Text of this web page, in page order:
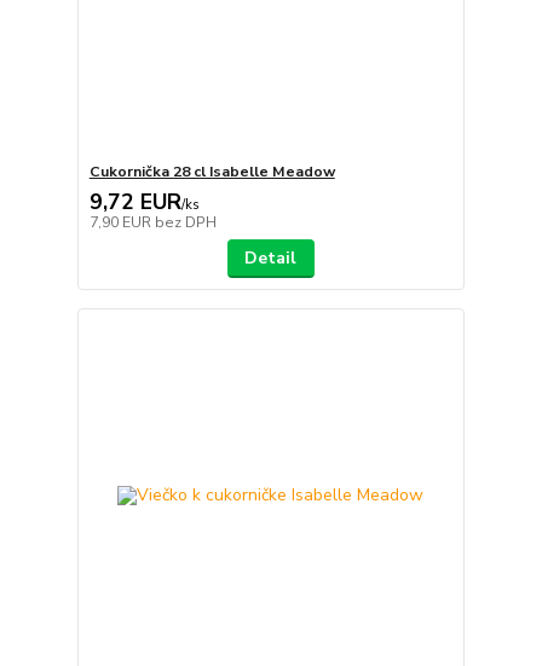
Cukornička 28 cl Isabelle Meadow
9,72 EUR/ks
7,90 EUR bez DPH
Detail